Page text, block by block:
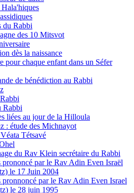
du Rabbi
des 10 Mitsvot
dès la naissance
pour chaque enfant dans un Séfer
de bénédiction au Rabbi
Rabbi
liées au jour de la Hilloula
: étude des Michnayot
Tétsavé
du Rav Klein secrétaire du Rabbi
prononcé par le Rav Adin Even Israël
le 17 Juin 2004
pronnoncé par le Rav Adin Even Israel
le 28 juin 1995